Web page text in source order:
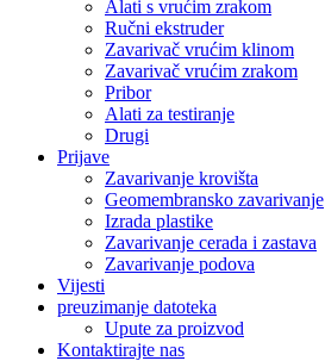
Alati s vrućim zrakom
Ručni ekstruder
Zavarivač vrućim klinom
Zavarivač vrućim zrakom
Pribor
Alati za testiranje
Drugi
Prijave
Zavarivanje krovišta
Geomembransko zavarivanje
Izrada plastike
Zavarivanje cerada i zastava
Zavarivanje podova
Vijesti
preuzimanje datoteka
Upute za proizvod
Kontaktirajte nas